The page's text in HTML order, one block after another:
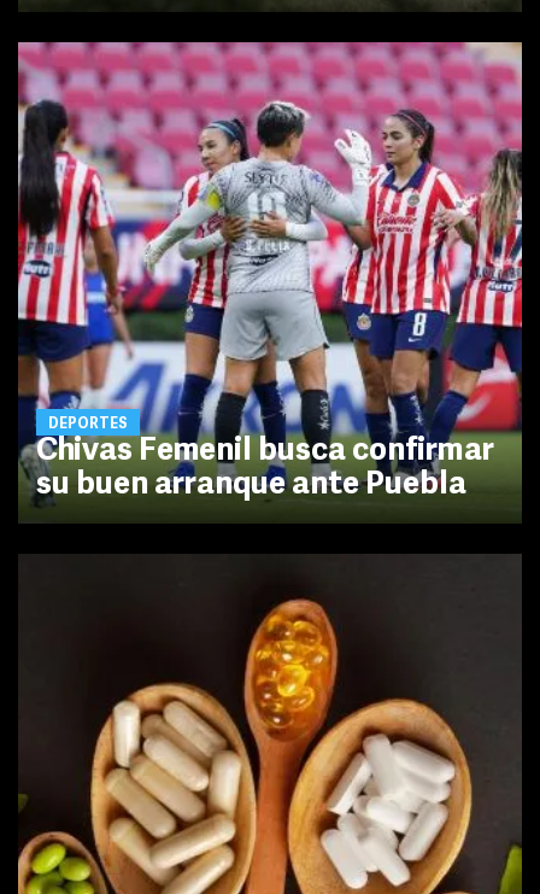
DEPORTES
Chivas Femenil busca confirmar
su buen arranque ante Puebla